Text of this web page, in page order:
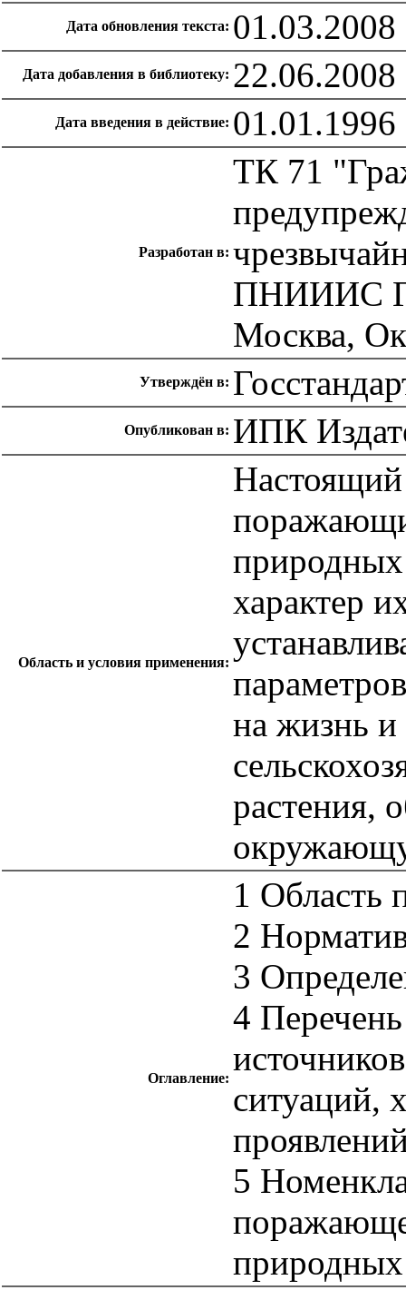
Дата обновления текста: 01.03.2008
Дата добавления в библиотеку: 22.06.2008
Дата введения в действие: 01.01.1996
Разработан в:
ТК 71
ПНИИИС
Москва,
Утверждён в:
Опубликован в: ИПК
Область и условия применения:
Настоящий
характер
на жизнь и
растения,
Оглавление:
1 Область
2
3
4
ситуаций,
5